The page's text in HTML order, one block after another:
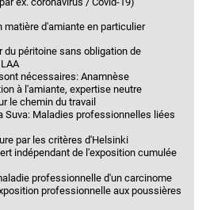
matière d'amiante en particulier
du péritoine sans obligation de
nécessaires: Anamnèse
à l'amiante, expertise neutre
le chemin du travail
Suva: Maladies professionnelles liées
par les critères d'Helsinki
indépendant de l'exposition cumulée
professionnelle d'un carcinome
professionnelle aux poussières